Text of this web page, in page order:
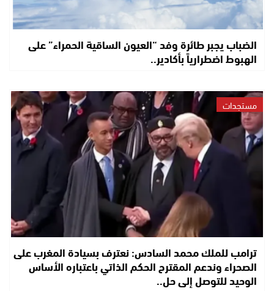
الضباب يجبر طائرة وفد “العيون الساقية الحمراء” على
الهبوط اضطرارياً بأكادير..
مستجدات
ترامب للملك محمد السادس: نعترف بسيادة المغرب على
الصحراء وندعم المقترح الحكم الذاتي باعتباره الأساس
الوحيد للتوصل إلى حل..